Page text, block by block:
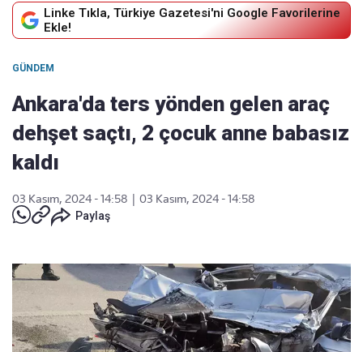
Linke Tıkla, Türkiye Gazetesi'ni Google Favorilerine
Ekle!
GÜNDEM
Ankara'da ters yönden gelen araç
dehşet saçtı, 2 çocuk anne babasız
kaldı
03 Kasım, 2024 - 14:58
03 Kasım, 2024 - 14:58
Paylaş